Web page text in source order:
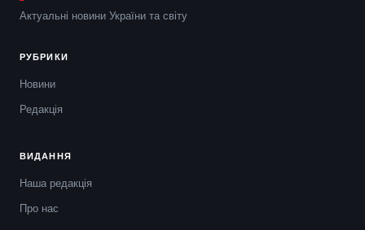
Актуальні новини України та світу
РУБРИКИ
Новини
Редакція
ВИДАННЯ
Наша редакція
Про нас